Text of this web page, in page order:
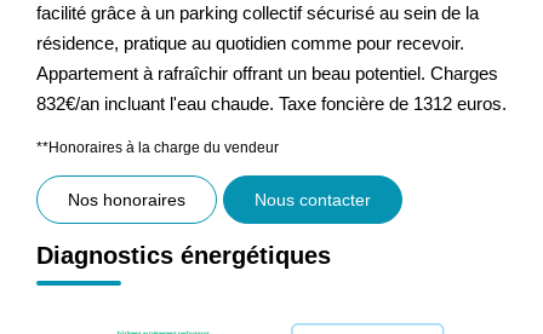
facilité grâce à un parking collectif sécurisé au sein de la
résidence, pratique au quotidien comme pour recevoir.
Appartement à rafraîchir offrant un beau potentiel. Charges
832€/an incluant l'eau chaude. Taxe foncière de 1312 euros.
**Honoraires à la charge du vendeur
Nos honoraires Nous contacter
Diagnostics énergétiques